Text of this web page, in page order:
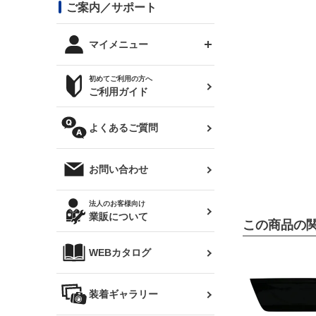
カナード
外装・補修パーツ
オリジンアーム(足回り)
レンズ
マフラー
リアウイング
リアゲート
メンテナンスパーツ
DTM:exclusive
まつど家 鉄八
JZX110 マークⅡ
ハイエース
レビン
トレノ
マークX
クラウン
クラウンマジェスタ
アリスト
シルビア S14 前期
シルビア S15
180SX
ワンビア
Z32 フェアレディZ
RX-7
スバル
BRZ
レクサス
三菱
デリカ D:5
軽自動車
汎用
コンバットアイ用ライト
オプションタイヤ
サマータイヤ
ジムニー用タイヤ
ハイエース・バン用タイ
ホイールナット
ステッカー
トップス(半袖)
トップス(長袖)
パーカー
オーバーオール(つなぎ)
タオル
帽子
バッグ
ご案内／サポート
マイメニュー
ログインする
お気に入りリスト
クーポンを見る
閲覧履歴
ニュースレターお申し込み
初めてご利用の方へ
ご利用ガイド
よくあるご質問
お問い合わせ
法人のお客様向け
業販について
WEBカタログ
装着ギャラリー
この商品の